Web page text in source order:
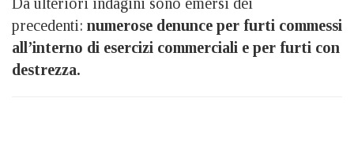
precedenti: numerose denunce per furti commessi
all’interno di esercizi commerciali e per furti con
destrezza.